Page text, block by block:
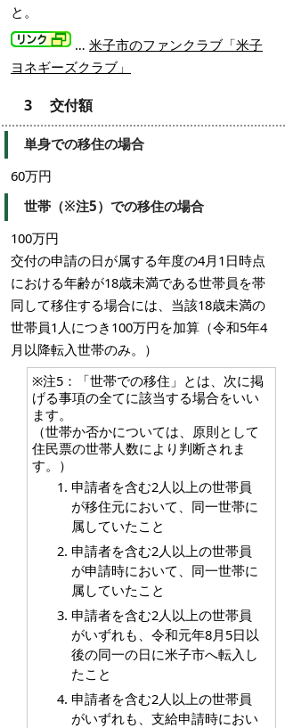
と。
… 米子市のファンクラブ「米子
ヨネギーズクラブ」
3 交付額
単身での移住の場合
60万円
世帯（※注5）での移住の場合
100万円
交付の申請の日が属する年度の4月1日時点
における年齢が18歳未満である世帯員を帯
同して移住する場合には、当該18歳未満の
世帯員1人につき100万円を加算（令和5年4
月以降転入世帯のみ。）
※注5：「世帯での移住」とは、次に掲
げる事項の全てに該当する場合をいい
ます。
（世帯か否かについては、原則として
住民票の世帯人数により判断されま
す。）
申請者を含む2人以上の世帯員
が移住元において、同一世帯に
属していたこと
申請者を含む2人以上の世帯員
が申請時において、同一世帯に
属していたこと
申請者を含む2人以上の世帯員
がいずれも、令和元年8月5日以
後の同一の日に米子市へ転入し
たこと
申請者を含む2人以上の世帯員
がいずれも、支給申請時におい